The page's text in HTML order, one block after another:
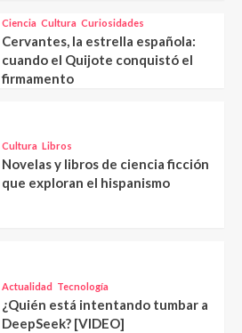
Ciencia Cultura Curiosidades
Cervantes, la estrella española:
cuando el Quijote conquistó el
firmamento
Cultura Libros
Novelas y libros de ciencia ficción
que exploran el hispanismo
Actualidad Tecnología
¿Quién está intentando tumbar a
DeepSeek? [VIDEO]